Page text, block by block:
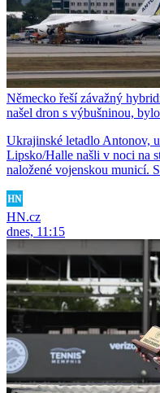
Německo řeší závažný
našel dron s výbušninou,
Ukrajinské letadlo Antonov,
Lipsko/Halle našli v noci na
naložené vojenskou municí.
HN.cz
dnes, 11:15